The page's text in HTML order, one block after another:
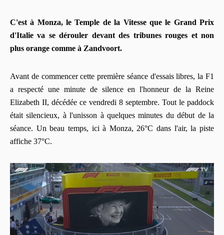
C'est à Monza, le Temple de la Vitesse que le Grand Prix
d'Italie va se dérouler devant des tribunes rouges et non
plus orange comme à Zandvoort.
Avant de commencer cette première séance d'essais libres, la F1
a respecté une minute de silence en l'honneur de la Reine
Elizabeth II, décédée ce vendredi 8 septembre. Tout le paddock
était silencieux, à l'unisson à quelques minutes du début de la
séance. Un beau temps, ici à Monza, 26°C dans l'air, la piste
affiche 37°C.